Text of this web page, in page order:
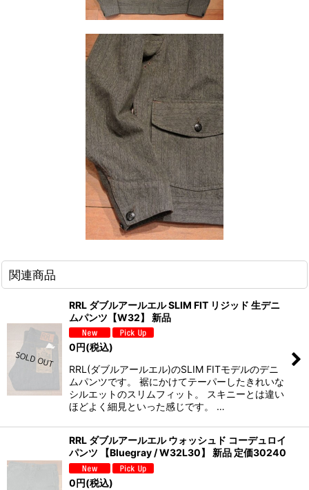
関連商品
RRL ダブルアールエル SLIM FIT リジッド 生デニ
ムパンツ【W32】 新品
0円(税込)
RRL(ダブルアールエル)のSLIM FITモデルのデニ
ムパンツです。 裾にかけてテーパーしたきれいな
シルエットのスリムフィット。 スキニーとは違い
ほどよく細見といった感じです。 …
RRL ダブルアールエル ウォッシュド コーデュロイ
パンツ 【Bluegray / W32L30】 新品 定価30240
0円(税込)